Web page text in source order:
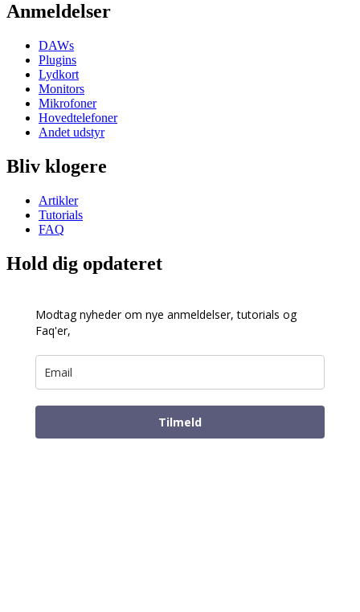
Anmeldelser
DAWs
Plugins
Lydkort
Monitors
Mikrofoner
Hovedtelefoner
Andet udstyr
Bliv klogere
Artikler
Tutorials
FAQ
Hold dig opdateret
Modtag nyheder om nye anmeldelser, tutorials og
Faq'er,
Tilmeld